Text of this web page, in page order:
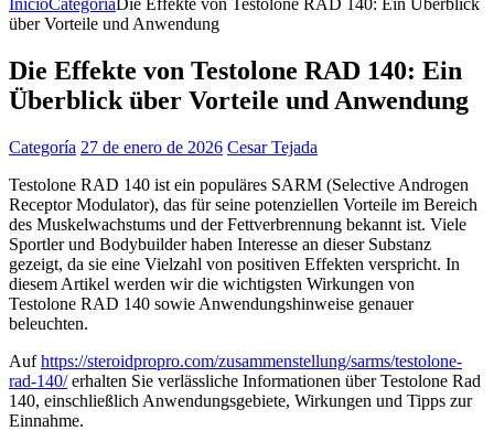
InicioCategoríaDie Effekte von Testolone RAD 140: Ein Überblick
über Vorteile und Anwendung
Die Effekte von Testolone RAD 140: Ein
Überblick über Vorteile und Anwendung
Categoría 27 de enero de 2026 Cesar Tejada
Testolone RAD 140 ist ein populäres SARM (Selective Androgen
Receptor Modulator), das für seine potenziellen Vorteile im Bereich
des Muskelwachstums und der Fettverbrennung bekannt ist. Viele
Sportler und Bodybuilder haben Interesse an dieser Substanz
gezeigt, da sie eine Vielzahl von positiven Effekten verspricht. In
diesem Artikel werden wir die wichtigsten Wirkungen von
Testolone RAD 140 sowie Anwendungshinweise genauer
beleuchten.
Aufhttps://steroidpropro.com/zusammenstellung/sarms/testolone-
rad-140/erhalten Sie verlässliche Informationen über Testolone Rad
140, einschließlich Anwendungsgebiete, Wirkungen und Tipps zur
Einnahme.